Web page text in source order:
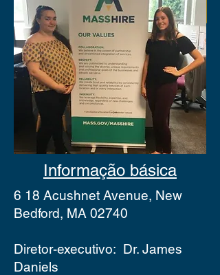
Informação básica
6 18 Acushnet Avenue, New
Bedford, MA 02740
Diretor-executivo: Dr. James
Daniels